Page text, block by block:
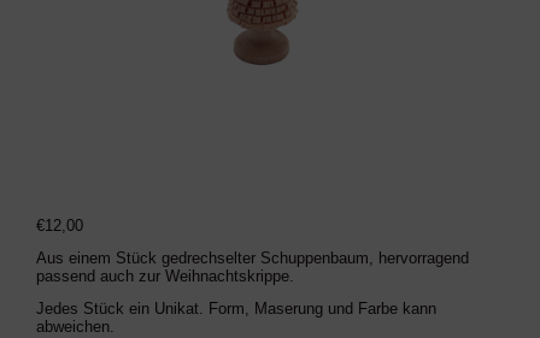
€12,00
Aus einem Stück gedrechselter Schuppenbaum, hervorragend
passend auch zur Weihnachtskrippe.
Jedes Stück ein Unikat. Form, Maserung und Farbe kann
abweichen.